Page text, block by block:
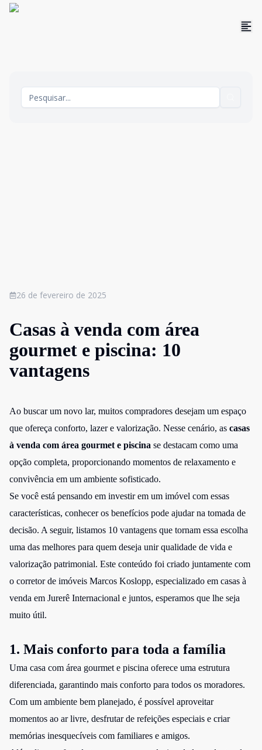
26 de fevereiro de 2025
Casas à venda com área
gourmet e piscina: 10
vantagens
Ao buscar um novo lar, muitos compradores desejam um espaço
que ofereça conforto, lazer e valorização. Nesse cenário, as casas
à venda com área gourmet e piscina se destacam como uma
opção completa, proporcionando momentos de relaxamento e
convivência em um ambiente sofisticado.
Se você está pensando em investir em um imóvel com essas
características, conhecer os benefícios pode ajudar na tomada de
decisão. A seguir, listamos 10 vantagens que tornam essa escolha
uma das melhores para quem deseja unir qualidade de vida e
valorização patrimonial. Este conteúdo foi criado juntamente com
o corretor de imóveis Marcos Koslopp, especializado em casas à
venda em Jurerê Internacional e juntos, esperamos que lhe seja
muito útil.
1. Mais conforto para toda a família
Uma casa com área gourmet e piscina oferece uma estrutura
diferenciada, garantindo mais conforto para todos os moradores.
Com um ambiente bem planejado, é possível aproveitar
momentos ao ar livre, desfrutar de refeições especiais e criar
memórias inesquecíveis com familiares e amigos.